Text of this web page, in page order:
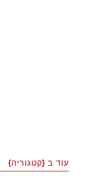
עוד ב {קטגוריה}